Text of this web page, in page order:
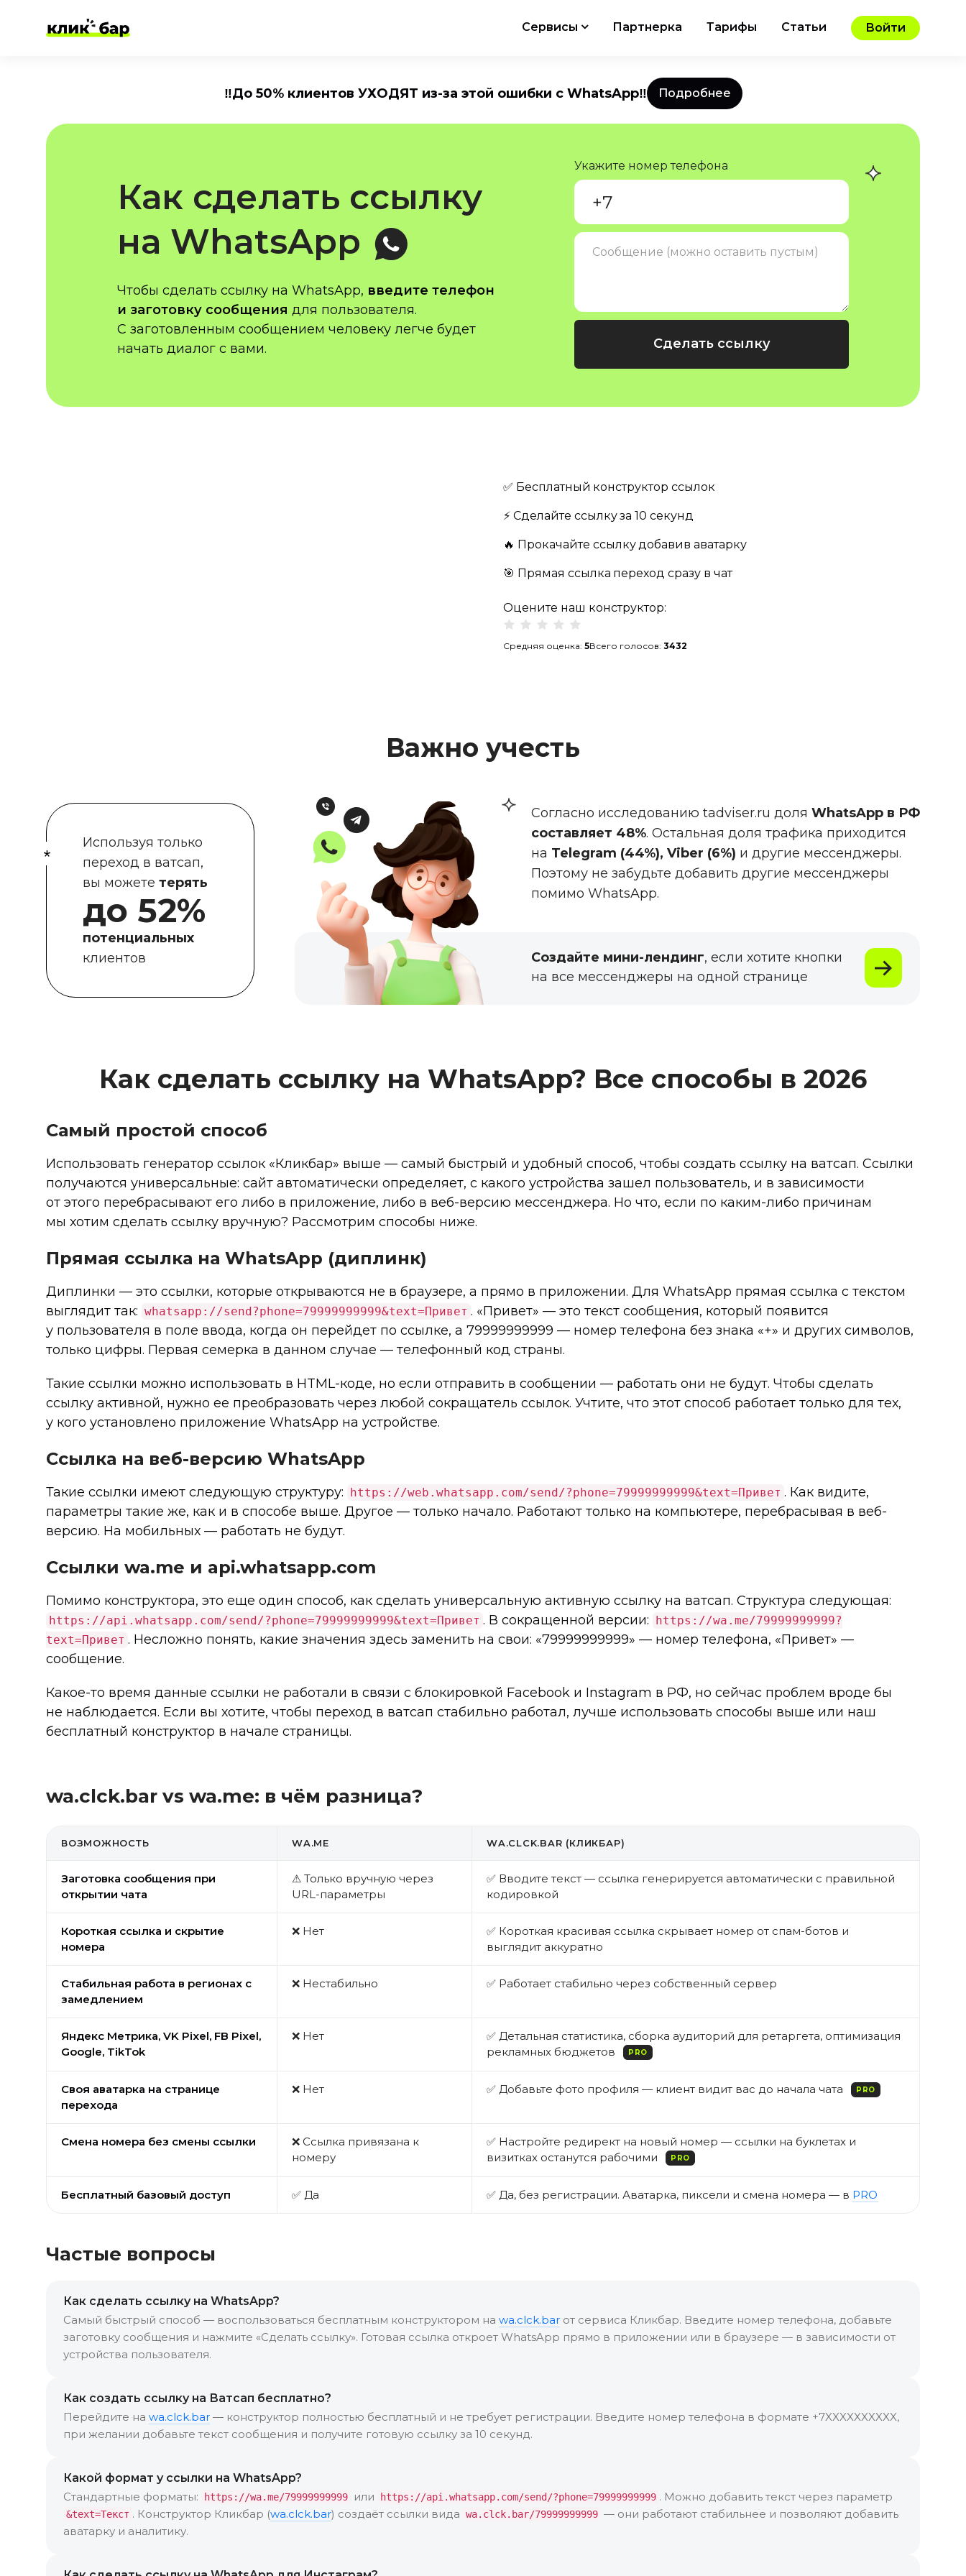
Сервисы Партнерка Тарифы Статьи Войти
‼️До 50% клиентов УХОДЯТ из-за этой ошибки с WhatsApp‼️ Подробнее
Как сделать ссылку
на WhatsApp
Чтобы сделать ссылку на WhatsApp, введите телефон
и заготовку сообщения для пользователя.
С заготовленным сообщением человеку легче будет
начать диалог с вами.
Укажите номер телефона
Сделать ссылку
✅ Бесплатный конструктор ссылок
⚡️ Сделайте ссылкуза 10 секунд
🔥️ Прокачайте ссылкудобавив аватарку
🎯 Прямая ссылка переход сразу в чат
Оцените наш конструктор:
Средняя оценка: 5Всего голосов: 3432
Важно учесть
Используя только
переход в ватсап,
вы можете терять
до 52%
потенциальных
клиентов
Согласно исследованию tadviser.ru доля WhatsApp в РФ
составляет 48%. Остальная доля трафика приходится
на Telegram (44%), Viber (6%) и другие мессенджеры.
Поэтому не забудьте добавить другие мессенджеры
помимо WhatsApp.
Создайте мини-лендинг, если хотите кнопки
на все мессенджеры на одной странице
Как сделать ссылку на WhatsApp? Все способы в 2026
Самый простой способ
Использовать генератор ссылок «Кликбар» выше — самый быстрый и удобный способ, чтобы создать ссылку на ватсап. Ссылки
получаются универсальные: сайт автоматически определяет, с какого устройства зашел пользователь, и в зависимости
от этого перебрасывают его либо в приложение, либо в веб-версию мессенджера. Но что, если по каким-либо причинам
мы хотим сделать ссылку вручную? Рассмотрим способы ниже.
Прямая ссылка на WhatsApp (диплинк)
Диплинки — это ссылки, которые открываются не в браузере, а прямо в приложении. Для WhatsApp прямая ссылка с текстом
выглядит так: whatsapp://send?phone=79999999999&text=Привет . «Привет» — это текст сообщения, который появится
у пользователя в поле ввода, когда он перейдет по ссылке, а 79999999999 — номер телефона без знака «+» и других символов,
только цифры. Первая семерка в данном случае — телефонный код страны.
Такие ссылки можно использовать в HTML-коде, но если отправить в сообщении — работать они не будут. Чтобы сделать
ссылку активной, нужно ее преобразовать через любой сокращатель ссылок. Учтите, что этот способ работает только для тех,
у кого установлено приложение WhatsApp на устройстве.
Ссылка на веб-версию WhatsApp
Такие ссылки имеют следующую структуру: https://web.whatsapp.com/send/?phone=79999999999&text=Привет . Как видите,
параметры такие же, как и в способе выше. Другое — только начало. Работают только на компьютере, перебрасывая в веб-
версию. На мобильных — работать не будут.
Ссылки wa.me и api.whatsapp.com
Помимо конструктора, это еще один способ, как сделать универсальную активную ссылку на ватсап. Структура следующая:
https://api.whatsapp.com/send/?phone=79999999999&text=Привет . В сокращенной версии: https://wa.me/79999999999?
text=Привет . Несложно понять, какие значения здесь заменить на свои: «79999999999» — номер телефона, «Привет» —
сообщение.
Какое-то время данные ссылки не работали в связи с блокировкой Facebook и Instagram в РФ, но сейчас проблем вроде бы
не наблюдается. Если вы хотите, чтобы переход в ватсап стабильно работал, лучше использовать способы выше или наш
бесплатный конструктор в начале страницы.
wa.clck.bar vs wa.me: в чём разница?
ВОЗМОЖНОСТЬ WA.ME WA.CLCK.BAR (КЛИКБАР)
Заготовка сообщения при
открытии чата
⚠ Только вручную через
URL-параметры
✅ Вводите текст — ссылка генерируется автоматически с правильной
кодировкой
Короткая ссылка и скрытие
номера
❌ Нет
✅ Короткая красивая ссылка скрывает номер от спам-ботов и
выглядит аккуратно
Стабильная работа в регионах с
замедлением
❌ Нестабильно ✅ Работает стабильно через собственный сервер
Яндекс Метрика, VK Pixel, FB Pixel,
Google, TikTok
❌ Нет
✅ Детальная статистика, сборка аудиторий для ретаргета, оптимизация
рекламных бюджетов
PRO
Своя аватарка на странице
перехода
❌ Нет ✅ Добавьте фото профиля — клиент видит вас до начала чата PRO
Смена номера без смены ссылки
❌ Ссылка привязана к
номеру
✅ Настройте редирект на новый номер — ссылки на буклетах и
визитках останутся рабочими
PRO
Бесплатный базовый доступ ✅ Да ✅ Да, без регистрации. Аватарка, пиксели и смена номера — в PRO
Частые вопросы
Как сделать ссылку на WhatsApp?
Самый быстрый способ — воспользоваться бесплатным конструктором на wa.clck.bar от сервиса Кликбар. Введите номер телефона, добавьте
заготовку сообщения и нажмите «Сделать ссылку». Готовая ссылка откроет WhatsApp прямо в приложении или в браузере — в зависимости от
устройства пользователя.
Как создать ссылку на Ватсап бесплатно?
Перейдите на wa.clck.bar — конструктор полностью бесплатный и не требует регистрации. Введите номер телефона в формате +7XXXXXXXXXX,
при желании добавьте текст сообщения и получите готовую ссылку за 10 секунд.
Какой формат у ссылки на WhatsApp?
Стандартные форматы:
https://wa.me/79999999999 или https://api.whatsapp.com/send/?phone=79999999999 . Можно добавить текст через параметр
&text=Текст . Конструктор Кликбар (wa.clck.bar) создаёт ссылки вида wa.clck.bar/79999999999 — они работают стабильнее и позволяют добавить
аватарку и аналитику.